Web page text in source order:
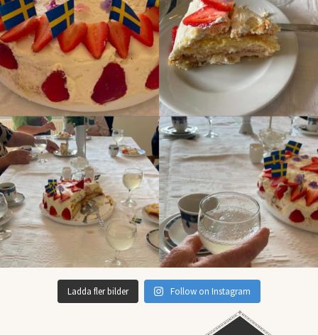
Ladda fler bilder Follow on Instagram